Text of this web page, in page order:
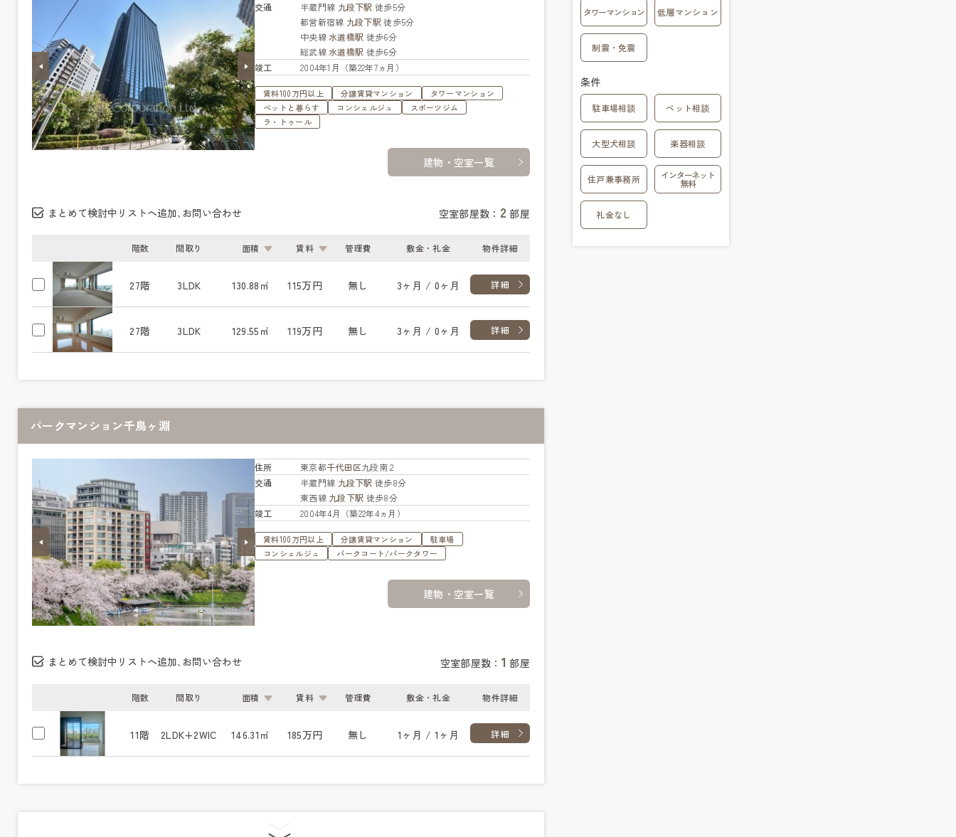
交通
半蔵門線 九段下駅 徒歩5分
都営新宿線 九段下駅 徒歩5分
中央線 水道橋駅 徒歩6分
総武線 水道橋駅 徒歩6分
竣工
2004年1月（築22年7ヵ月）
賃料100万円以上 分譲賃貸マンション
タワーマンション
ペットと暮らす
コンシェルジュ
スポーツジム
ラ・トゥール
建物・空室一覧
まとめて検討中リストへ追加､お問い合わせ 空室部屋数： 2 部屋
階数 間取り 面積 賃料 管理費 敷金・礼金 物件詳細
詳細
27階 3LDK 130.88㎡ 115万円 無し 3ヶ月 / 0ヶ月
詳細
27階 3LDK 129.55㎡ 119万円 無し 3ヶ月 / 0ヶ月
パークマンション千鳥ヶ淵
住所 東京都千代田区九段南２
交通
半蔵門線 九段下駅 徒歩8分
東西線 九段下駅 徒歩8分
竣工
2004年4月（築22年4ヵ月）
賃料100万円以上 分譲賃貸マンション
駐車場
コンシェルジュ
パークコート/パークタワー
建物・空室一覧
まとめて検討中リストへ追加､お問い合わせ 空室部屋数： 1 部屋
階数 間取り 面積 賃料 管理費 敷金・礼金 物件詳細
詳細
11階 2LDK+2WIC 146.31㎡ 185万円 無し 1ヶ月 / 1ヶ月
タワーマンション 低層マンション
制震・免震
条件
駐車場相談 ペット相談
大型犬相談 楽器相談
住戸兼事務所 インターネット
無料
礼金なし